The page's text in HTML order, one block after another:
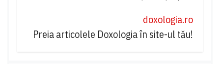
doxologia.ro
Preia articolele Doxologia în site-ul tău!